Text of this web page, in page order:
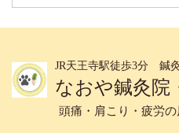
JR天王寺駅徒歩3分 鍼
なおや鍼灸院
頭痛・肩こり・疲労の原